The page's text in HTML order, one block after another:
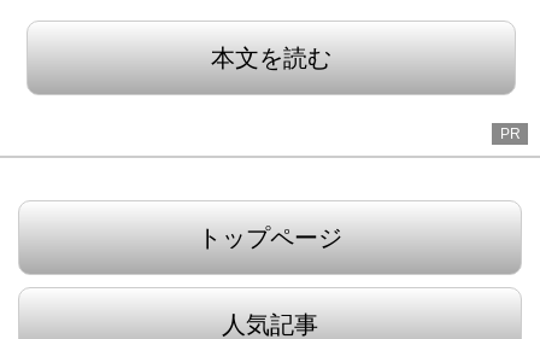
本文を読む
PR
トップページ
人気記事